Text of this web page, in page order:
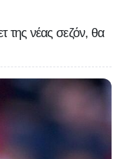
της νέας σεζόν, θα